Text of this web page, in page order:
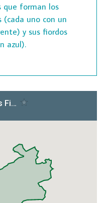
que forman los
(cada uno con un
y sus fiordos
azul).